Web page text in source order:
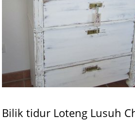
Bilik tidur Loteng Lusuh